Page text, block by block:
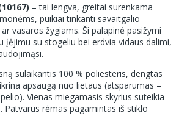
– tai lengva, greitai surenkama
puikiai tinkanti savaitgalio
vasaros žygiams. Ši palapinė pasižymi
įėjimu su stogeliu bei erdvia vidaus dalimi,
sulaikantis 100 % poliesteris, dengtas
apsaugą nuo lietaus (atsparumas –
Vienas miegamasis skyrius suteikia
Patvarus rėmas pagamintas iš stiklo